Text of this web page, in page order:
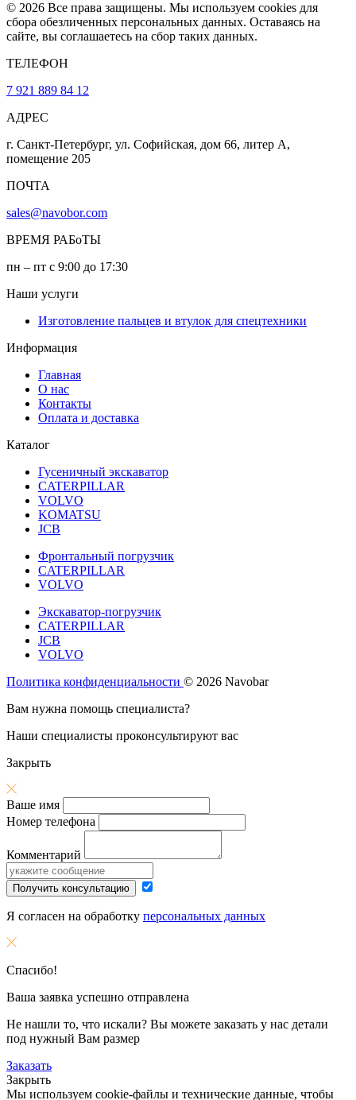
© 2026 Все права защищены. Мы используем cookies для
сбора обезличенных персональных данных. Оставаясь на
сайте, вы соглашаетесь на сбор таких данных.
ТЕЛЕФОН
7 921 889 84 12
АДРЕС
г. Санкт-Петербург, ул. Софийская, дом 66, литер А,
помещение 205
ПОЧТА
sales@navobor.com
ВРЕМЯ РАБоТЫ
пн – пт с 9:00 до 17:30
Наши услуги
Изготовление пальцев и втулок для спецтехники
Информация
Главная
О нас
Контакты
Оплата и доставка
Каталог
Гусеничный экскаватор
CATERPILLAR
VOLVO
KOMATSU
JCB
Фронтальный погрузчик
CATERPILLAR
VOLVO
Экскаватор-погрузчик
CATERPILLAR
JCB
VOLVO
Политика конфиденциальности © 2026 Navobar
Вам нужна помощь специалиста?
Наши специалисты проконсультируют вас
Закрыть
Ваше имя
Номер телефона
Комментарий
Получить консультацию
Я согласен на обработку персональных данных
Спасибо!
Ваша заявка успешно отправлена
Не нашли то, что искали? Вы можете заказать у нас детали
под нужный Вам размер
Заказать
Закрыть
Мы используем cookie-файлы и технические данные, чтобы